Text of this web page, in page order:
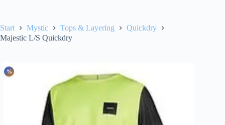
Start Mystic Tops & Layering
Quickdry
Majestic L/S Quickdry